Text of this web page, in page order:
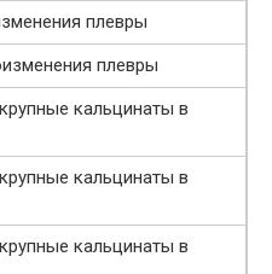
плевры
плевры
кальцинаты в
кальцинаты в
кальцинаты в